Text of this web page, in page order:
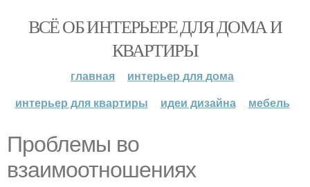
ВСЁ ОБ ИНТЕРЬЕРЕ ДЛЯ ДОМА И
КВАРТИРЫ
главная
интерьер для дома
интерьер для квартиры
идеи дизайна мебель
Проблемы во
взаимоотношениях